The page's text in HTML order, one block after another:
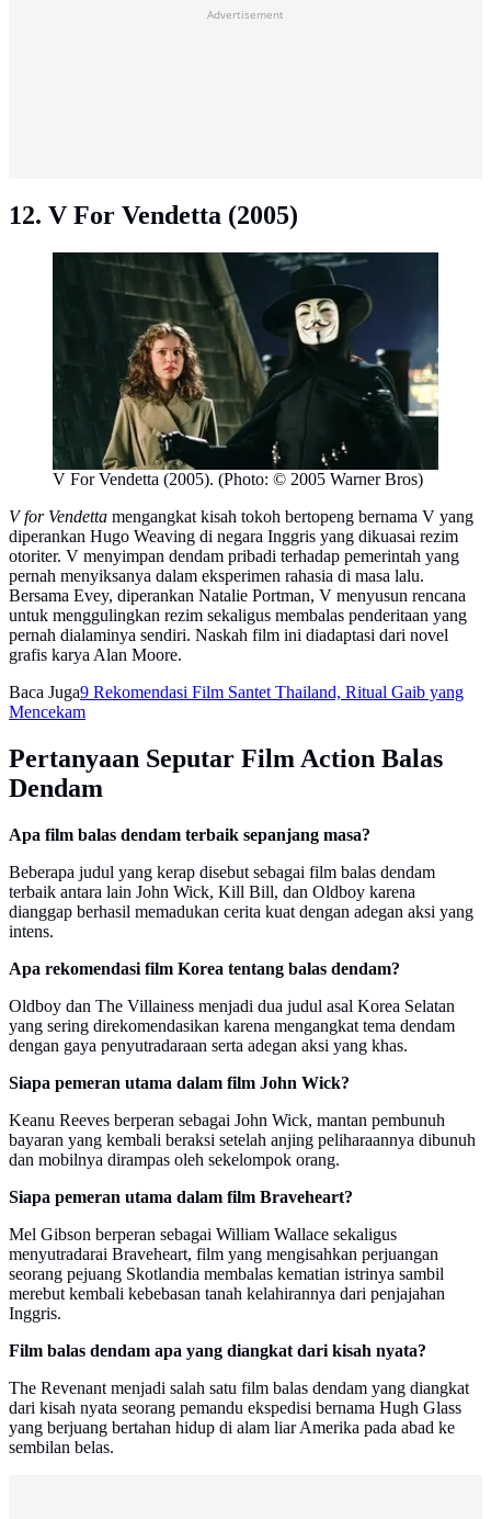
Advertisement
12. V For Vendetta (2005)
V For Vendetta (2005). (Photo: © 2005 Warner Bros)
V for Vendetta mengangkat kisah tokoh bertopeng bernama V yang
diperankan Hugo Weaving di negara Inggris yang dikuasai rezim
otoriter. V menyimpan dendam pribadi terhadap pemerintah yang
pernah menyiksanya dalam eksperimen rahasia di masa lalu.
Bersama Evey, diperankan Natalie Portman, V menyusun rencana
untuk menggulingkan rezim sekaligus membalas penderitaan yang
pernah dialaminya sendiri. Naskah film ini diadaptasi dari novel
grafis karya Alan Moore.
Baca Juga9 Rekomendasi Film Santet Thailand, Ritual Gaib yang
Mencekam
Pertanyaan Seputar Film Action Balas
Dendam
Apa film balas dendam terbaik sepanjang masa?
Beberapa judul yang kerap disebut sebagai film balas dendam
terbaik antara lain John Wick, Kill Bill, dan Oldboy karena
dianggap berhasil memadukan cerita kuat dengan adegan aksi yang
intens.
Apa rekomendasi film Korea tentang balas dendam?
Oldboy dan The Villainess menjadi dua judul asal Korea Selatan
yang sering direkomendasikan karena mengangkat tema dendam
dengan gaya penyutradaraan serta adegan aksi yang khas.
Siapa pemeran utama dalam film John Wick?
Keanu Reeves berperan sebagai John Wick, mantan pembunuh
bayaran yang kembali beraksi setelah anjing peliharaannya dibunuh
dan mobilnya dirampas oleh sekelompok orang.
Siapa pemeran utama dalam film Braveheart?
Mel Gibson berperan sebagai William Wallace sekaligus
menyutradarai Braveheart, film yang mengisahkan perjuangan
seorang pejuang Skotlandia membalas kematian istrinya sambil
merebut kembali kebebasan tanah kelahirannya dari penjajahan
Inggris.
Film balas dendam apa yang diangkat dari kisah nyata?
The Revenant menjadi salah satu film balas dendam yang diangkat
dari kisah nyata seorang pemandu ekspedisi bernama Hugh Glass
yang berjuang bertahan hidup di alam liar Amerika pada abad ke
sembilan belas.